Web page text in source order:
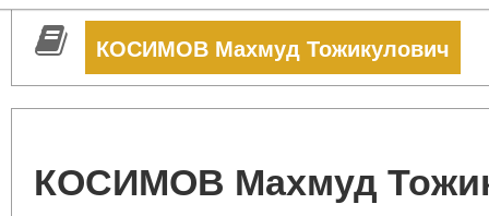
КОСИМОВ Махмуд Тожикулович
КОСИМОВ Махмуд